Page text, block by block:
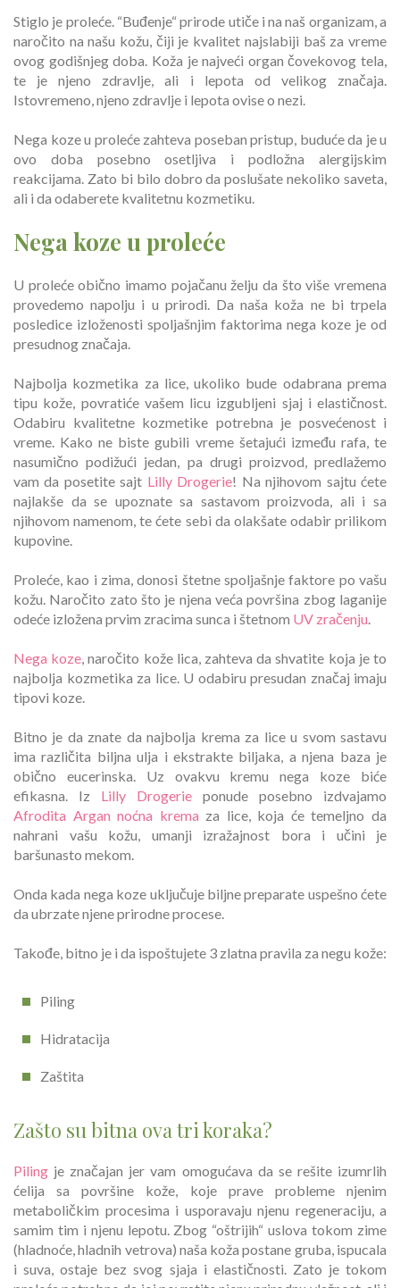
Stiglo je proleće. “Buđenje“ prirode utiče i na naš organizam, a
naročito na našu kožu, čiji je kvalitet najslabiji baš za vreme
ovog godišnjeg doba. Koža je najveći organ čovekovog tela,
te je njeno zdravlje, ali i lepota od velikog značaja.
Istovremeno, njeno zdravlje i lepota ovise o nezi.
Nega koze u proleće zahteva poseban pristup, buduće da je u
ovo doba posebno osetljiva i podložna alergijskim
reakcijama. Zato bi bilo dobro da poslušate nekoliko saveta,
ali i da odaberete kvalitetnu kozmetiku.
Nega koze u proleće
U proleće obično imamo pojačanu želju da što više vremena
provedemo napolju i u prirodi. Da naša koža ne bi trpela
posledice izloženosti spoljašnjim faktorima nega koze je od
presudnog značaja.
Najbolja kozmetika za lice, ukoliko bude odabrana prema
tipu kože, povratiće vašem licu izgubljeni sjaj i elastičnost.
Odabiru kvalitetne kozmetike potrebna je posvećenost i
vreme. Kako ne biste gubili vreme šetajući između rafa, te
nasumično podižući jedan, pa drugi proizvod, predlažemo
vam da posetite sajt Lilly Drogerie! Na njihovom sajtu ćete
najlakše da se upoznate sa sastavom proizvoda, ali i sa
njihovom namenom, te ćete sebi da olakšate odabir prilikom
kupovine.
Proleće, kao i zima, donosi štetne spoljašnje faktore po vašu
kožu. Naročito zato što je njena veća površina zbog laganije
odeće izložena prvim zracima sunca i štetnom UV zračenju.
Nega koze, naročito kože lica, zahteva da shvatite koja je to
najbolja kozmetika za lice. U odabiru presudan značaj imaju
tipovi koze.
Bitno je da znate da najbolja krema za lice u svom sastavu
ima različita biljna ulja i ekstrakte biljaka, a njena baza je
obično eucerinska. Uz ovakvu kremu nega koze biće
efikasna. Iz Lilly Drogerie ponude posebno izdvajamo
Afrodita Argan noćna krema za lice, koja će temeljno da
nahrani vašu kožu, umanji izražajnost bora i učini je
baršunasto mekom.
Onda kada nega koze uključuje biljne preparate uspešno ćete
da ubrzate njene prirodne procese.
Takođe, bitno je i da ispoštujete 3 zlatna pravila za negu kože:
Piling
Hidratacija
Zaštita
Zašto su bitna ova tri koraka?
Piling je značajan jer vam omogućava da se rešite izumrlih
ćelija sa površine kože, koje prave probleme njenim
metaboličkim procesima i usporavaju njenu regeneraciju, a
samim tim i njenu lepotu. Zbog “oštrijih“ uslova tokom zime
(hladnoće, hladnih vetrova) naša koža postane gruba, ispucala
i suva, ostaje bez svog sjaja i elastičnosti. Zato je tokom